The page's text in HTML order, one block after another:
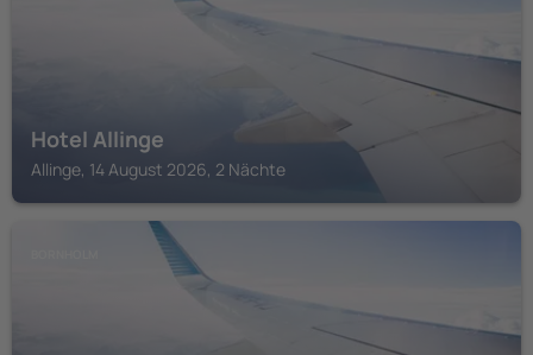
Hotel Allinge
Allinge, 14 August 2026, 2 Nächte